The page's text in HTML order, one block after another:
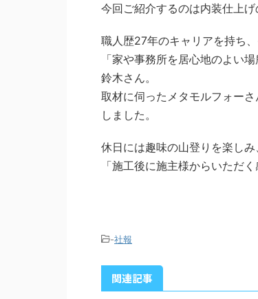
今回ご紹介するのは内装仕上
職人歴27年のキャリアを持ち
「家や事務所を居心地のよい
鈴木さん。
取材に伺ったメタモルフォー
しました。
休日には趣味の山登りを楽しみ
「施工後に施主様からいただ
-社報
関連記事